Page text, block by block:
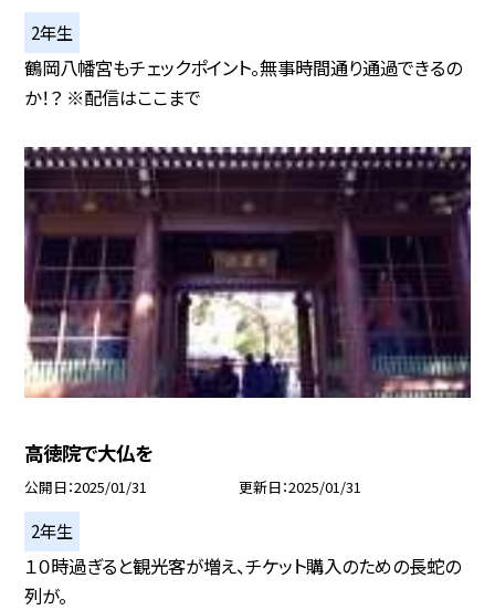
2年生
鶴岡八幡宮もチェックポイント。無事時間通り通過できるの
か！？ ※配信はここまで
高徳院で大仏を
公開日 2025/01/31 更新日 2025/01/31
2年生
１０時過ぎると観光客が増え、チケット購入のための長蛇の
列が。